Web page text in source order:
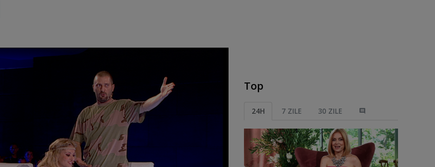
Top
24H 7 ZILE 30 ZILE